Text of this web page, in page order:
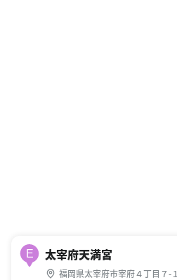
E 太宰府天満宮
福岡県太宰府市宰府４丁目７-１